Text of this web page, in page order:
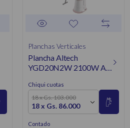
Planchas Verticales
Plancha Altech
YGD20N2W 2100W A
Chiqui cuotas
18 x Gs. 103.000
18 x Gs. 86.000
Contado